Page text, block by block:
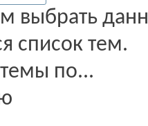
выбрать
список тем.
по...